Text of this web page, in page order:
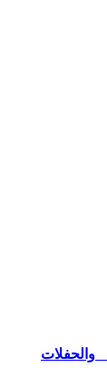
والحفلات